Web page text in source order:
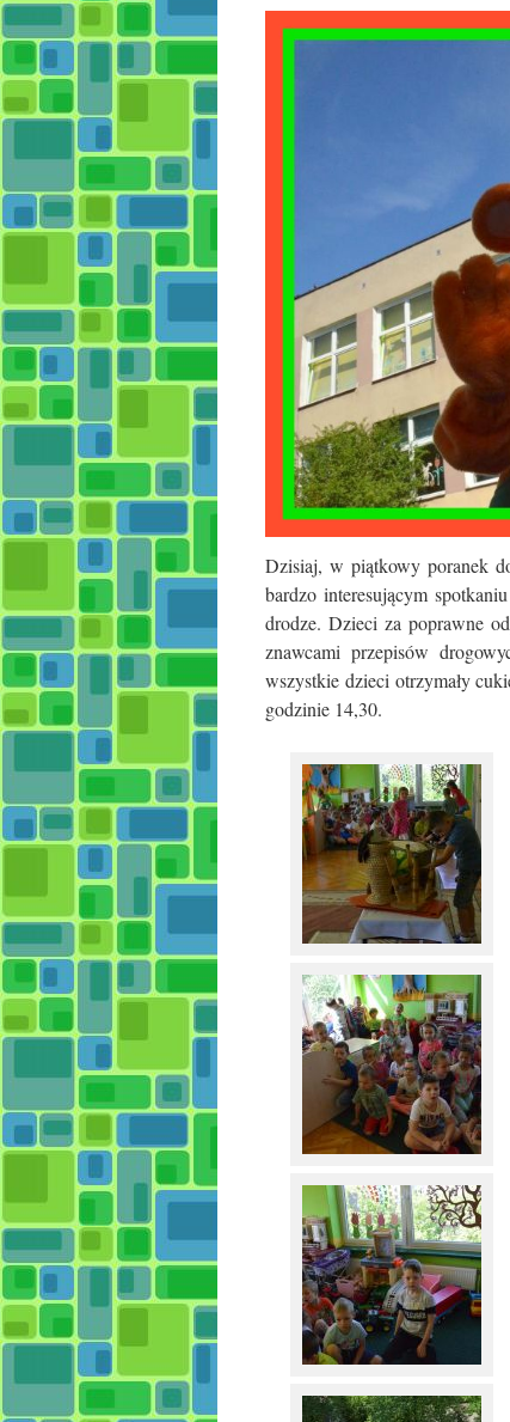
Dzisiaj, w piątkowy poranek
bardzo interesującym
drodze. Dzieci za poprawne
znawcami przepisów
wszystkie dzieci otrzymały
godzinie 14,30.